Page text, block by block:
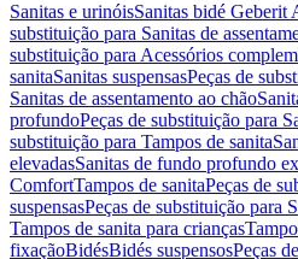
Sanitas e urinóisSanitas bidé Geberit
substituição para Sanitas de
substituição para Acessórios
sanitaSanitas suspensasPeças de
Sanitas de assentamento ao chão
profundoPeças de substituição para
substituição para Tampos de sanita
elevadasSanitas de fundo profundo
ComfortTampos de sanitaPeças de
suspensasPeças de substituição para
Tampos de sanita para crianças
fixaçãoBidésBidés suspensosPeças